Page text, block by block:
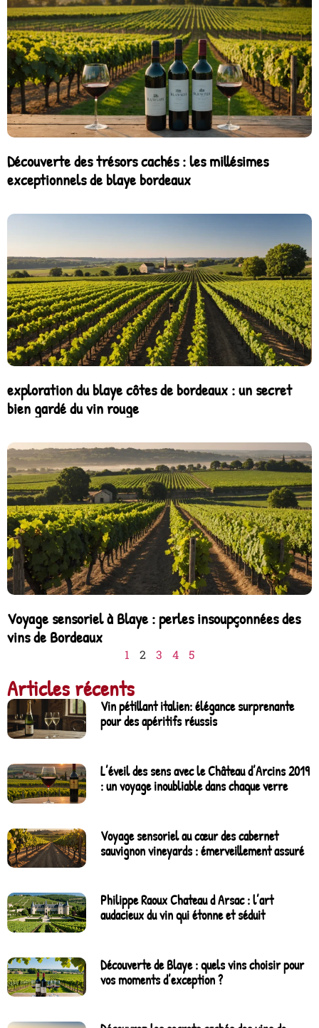
Découverte des trésors cachés : les millésimes
exceptionnels de blaye bordeaux
exploration du blaye côtes de bordeaux : un secret
bien gardé du vin rouge
Voyage sensoriel à Blaye : perles insoupçonnées des
vins de Bordeaux
1 2 3 4 5
Articles récents
Vin pétillant italien: élégance surprenante
pour des apéritifs réussis
L’éveil des sens avec le Château d’Arcins 2019
: un voyage inoubliable dans chaque verre
Voyage sensoriel au cœur des cabernet
sauvignon vineyards : émerveillement assuré
Philippe Raoux Chateau d Arsac : l’art
audacieux du vin qui étonne et séduit
Découverte de Blaye : quels vins choisir pour
vos moments d’exception ?